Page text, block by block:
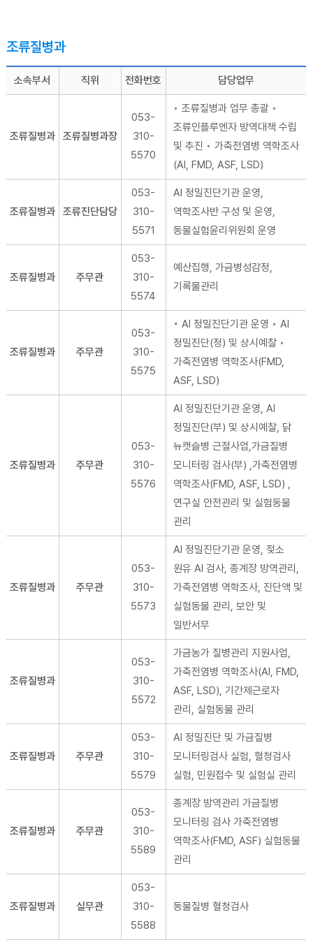
조류질병과
소속부서 직위 전화번호 담당업무
조류질병과 조류질병과장
053-
310-
5570
◦ 조류질병과 업무 총괄 ◦
조류인플루엔자 방역대책 수립
및 추진 ◦ 가축전염병 역학조사
(AI, FMD, ASF, LSD)
조류질병과 조류진단담당
053-
310-
5571
AI 정밀진단기관 운영,
역학조사반 구성 및 운영,
동물실험윤리위원회 운영
조류질병과 주무관
053-
310-
5574
예산집행, 가금병성감정,
기록물관리
조류질병과 주무관
053-
310-
5575
◦ AI 정밀진단기관 운영 ◦ AI
정밀진단(정) 및 상시예찰 ◦
가축전염병 역학조사(FMD,
ASF, LSD)
조류질병과 주무관
053-
310-
5576
AI 정밀진단기관 운영, AI
정밀진단(부) 및 상시예찰, 닭
뉴캣슬병 근절사업,가금질병
모니터링 검사(부) ,가축전염병
역학조사(FMD, ASF, LSD) ,
연구실 안전관리 및 실험동물
관리
조류질병과 주무관
053-
310-
5573
AI 정밀진단기관 운영, 젖소
원유 AI 검사, 종계장 방역관리,
가축전염병 역학조사, 진단액 및
실험동물 관리, 보안 및
일반서무
조류질병과
053-
310-
5572
가금농가 질병관리 지원사업,
가축전염병 역학조사(AI, FMD,
ASF, LSD), 기간제근로자
관리, 실험동물 관리
조류질병과 주무관
053-
310-
5579
AI 정밀진단 및 가금질병
모니터링검사 실험, 혈청검사
실험, 민원접수 및 실험실 관리
조류질병과 주무관
053-
310-
5589
종계장 방역관리 가금질병
모니터링 검사 가축전염병
역학조사(FMD, ASF) 실험동물
관리
조류질병과 실무관
053-
310-
5588
동물질병 혈청검사